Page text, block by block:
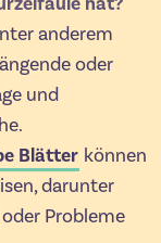
anderem
oder
und
Blätter können
darunter
Probleme